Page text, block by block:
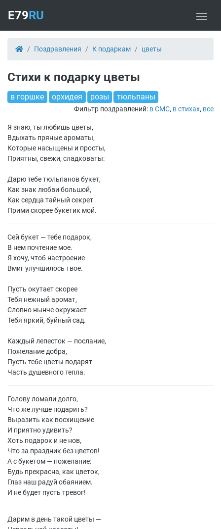
E79RU
Поздравления К подаркам цветы
Стихи к подарку цветы
в горшке орхидея розы тюльпаны
Фильтр поздравлений: в СМС, в стихах, все
Я знаю, ты любишь цветы,
Вдыхать пряные ароматы,
Которые насыщены и просты,
Приятны, свежи, сладковаты:
Дарю тебе тюльпанов букет,
Как знак любви большой,
Как сердца тайный секрет
Прими скорее букетик мой.
Сей букет — тебе подарок,
В нем почтение мое.
Я хочу, чтоб настроение
Вмиг улучшилось твое.
Пусть окутает скорее
Тебя нежный аромат,
Словно нынче окружает
Тебя яркий, буйный сад.
Каждый лепесток — послание,
Пожелание добра,
Пусть тебе цветы подарят
Часть душевного тепла.
Голову ломали долго,
Что же лучше подарить?
Выразить как восхищение
И приятно удивить?
Хоть подарок и не нов,
Что за праздник без цветов!
А с букетом — пожелание:
Будь прекрасна, как цветок,
Глаз наш радуй обаянием.
И не будет пусть тревог!
Дарим в день такой цветы —